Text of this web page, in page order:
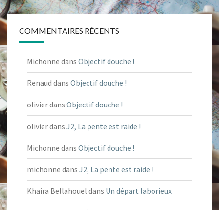
COMMENTAIRES RÉCENTS
Michonne dans Objectif douche !
Renaud dans Objectif douche !
olivierdans Objectif douche !
olivierdans J2, La pente est raide !
Michonne dans Objectif douche !
michonne dans J2, La pente est raide !
Khaira Bellahouel dans Un départ laborieux